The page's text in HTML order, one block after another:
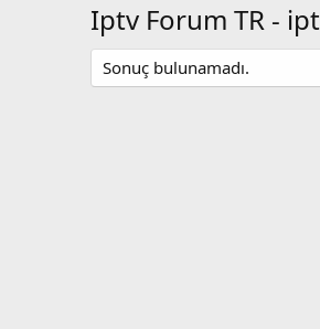
Iptv Forum TR -
Sonuç bulunamadı.